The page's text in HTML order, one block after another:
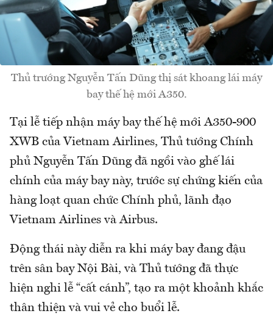
Thủ trướng Nguyễn Tấn Dũng thị sát khoang lái máy
bay thế hệ mới A350.
Tại lễ tiếp nhận máy bay thế hệ mới A350-900
XWB của Vietnam Airlines, Thủ tướng Chính
phủ Nguyễn Tấn Dũng đã ngồi vào ghế lái
chính của máy bay này, trước sự chứng kiến của
hàng loạt quan chức Chính phủ, lãnh đạo
Vietnam Airlines và Airbus.
Động thái này diễn ra khi máy bay đang đậu
trên sân bay Nội Bài, và Thủ tướng đã thực
hiện nghi lễ “cất cánh”, tạo ra một khoảnh khắc
thân thiện và vui vẻ cho buổi lễ.